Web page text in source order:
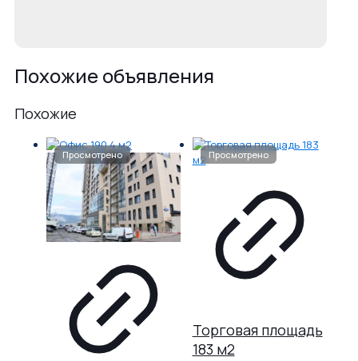
Похожие объявления
Похожие
Торговая площадь
183 м2